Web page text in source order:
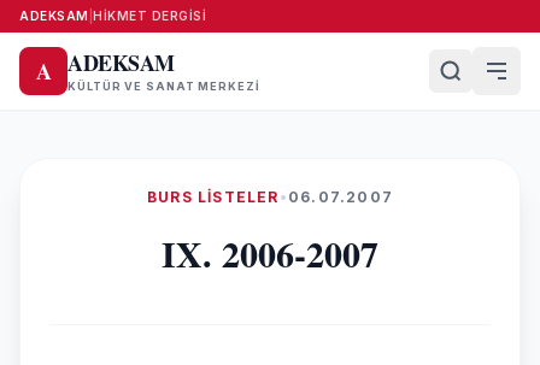
ADEKSAM HIKMET DERGISI
A ADEKSAM
KÜLTÜR VE SANAT MERKEZI
BURS LISTELER • 06.07.2007
IX. 2006-2007